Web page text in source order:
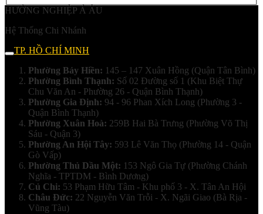
HƯỚNG NGHIỆP Á ÂU
Hệ Thống Chi Nhánh
TP. HỒ CHÍ MINH
Phường Bảy Hiền: 145 – 147 Xuân Hồng (Quận Tân Bình)
Phường Bình Thạnh: Số 02 Đường số 1 (Khu Biệt Thự
Chu Văn An - Phường 26 - Quận Bình Thạnh)
Phường Gia Định: 94 - 96 Phan Xích Long (Phường 3 -
Quận Bình Thạnh)
Phường Xuân Hoà: 259B Hai Bà Trưng (Phường Võ Thị
Sáu - Quận 3)
Phường An Hội Tây: 593 Lê Văn Thọ (Phường 14 - Quận
Gò Vấp)
Phường Thủ Dầu Một: 153 Ngô Gia Tự (Phường Chánh
Nghĩa - TPTDM - Bình Dương)
Củ Chi: 53 Phạm Hữu Tâm - Khu phố 3 - X. Tân An Hội
Châu Đức: 22 Nguyễn Văn Trỗi - X. Ngãi Giao (Bà Rịa -
Vũng Tàu)